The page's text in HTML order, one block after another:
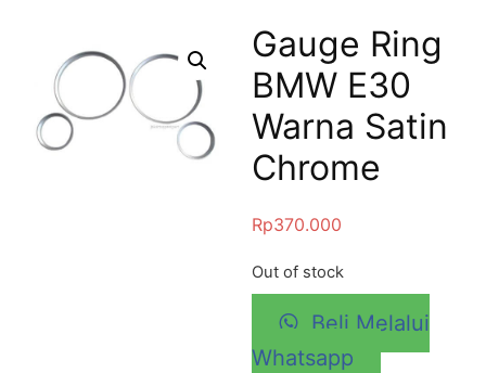
Gauge Ring
BMW E30
Warna Satin
Chrome
Rp370.000
Out of stock
Beli Melalui
Whatsapp